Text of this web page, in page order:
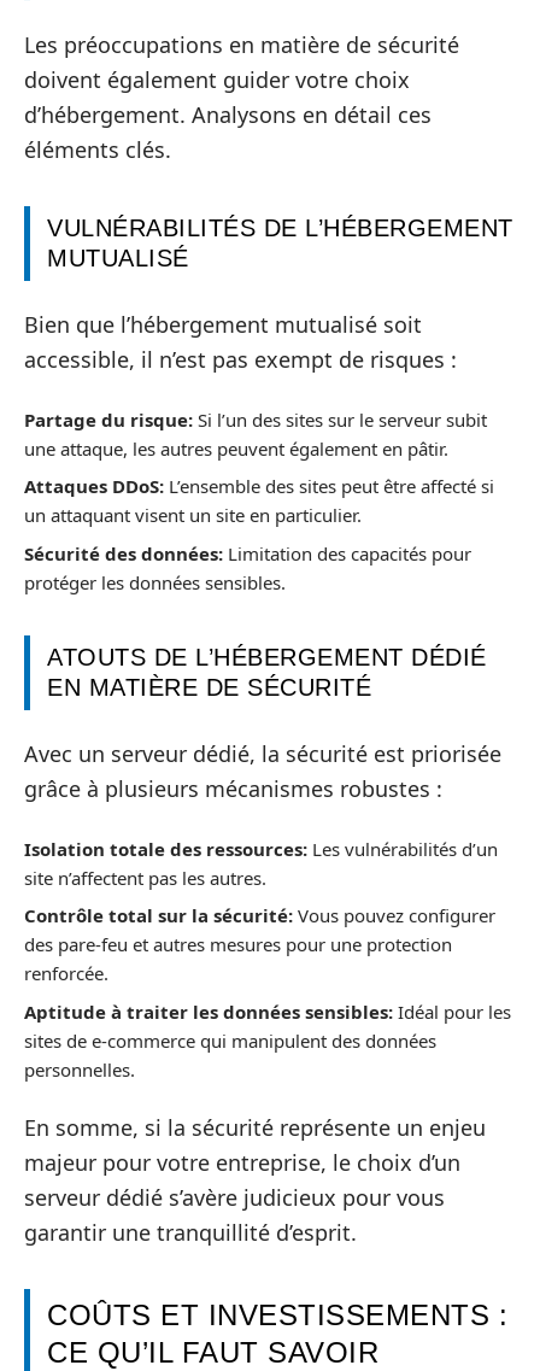
Les préoccupations en matière de sécurité
doivent également guider votre choix
d’hébergement. Analysons en détail ces
éléments clés.
VULNÉRABILITÉS DE L’HÉBERGEMENT
MUTUALISÉ
Bien que l’hébergement mutualisé soit
accessible, il n’est pas exempt de risques :
Partage du risque: Si l’un des sites sur le serveur subit
une attaque, les autres peuvent également en pâtir.
Attaques DDoS: L’ensemble des sites peut être affecté si
un attaquant visent un site en particulier.
Sécurité des données: Limitation des capacités pour
protéger les données sensibles.
ATOUTS DE L’HÉBERGEMENT DÉDIÉ
EN MATIÈRE DE SÉCURITÉ
Avec un serveur dédié, la sécurité est priorisée
grâce à plusieurs mécanismes robustes :
Isolation totale des ressources: Les vulnérabilités d’un
site n’affectent pas les autres.
Contrôle total sur la sécurité: Vous pouvez configurer
des pare-feu et autres mesures pour une protection
renforcée.
Aptitude à traiter les données sensibles: Idéal pour les
sites de e-commerce qui manipulent des données
personnelles.
En somme, si la sécurité représente un enjeu
majeur pour votre entreprise, le choix d’un
serveur dédié s’avère judicieux pour vous
garantir une tranquillité d’esprit.
COÛTS ET INVESTISSEMENTS :
CE QU’IL FAUT SAVOIR